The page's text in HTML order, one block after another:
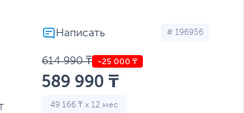
# 196956
614 990 ₸
589 990 ₸
49 166 ₸ x 12 мес